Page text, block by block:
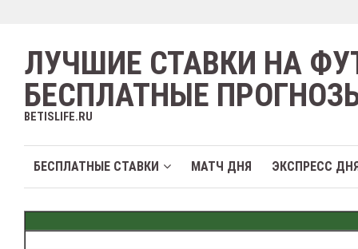
ЛУЧШИЕ СТАВКИ НА
БЕСПЛАТНЫЕ
BETISLIFE.RU
БЕСПЛАТНЫЕ СТАВКИ МАТЧ ДНЯ ЭКСПРЕСС